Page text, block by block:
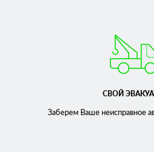
СВОЙ
Заберем Ваше неисправное